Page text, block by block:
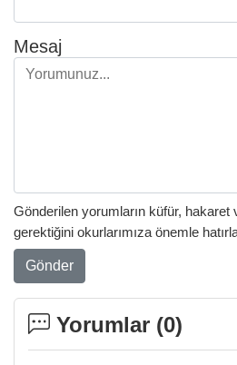
Mesaj
Gönderilen yorumların küfür,
gerektiğini okurlarımıza önemle
Gönder
Yorumlar (0)